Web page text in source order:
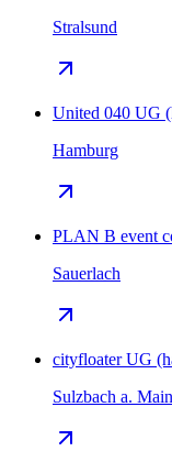
Stralsund
United 040 UG
Hamburg
PLAN B event
Sauerlach
cityfloater UG
Sulzbach a. Main